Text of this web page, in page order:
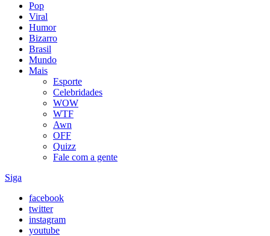
Pop
Viral
Humor
Bizarro
Brasil
Mundo
Mais
Esporte
Celebridades
WOW
WTF
Awn
OFF
Quizz
Fale com a gente
Siga
facebook
twitter
instagram
youtube